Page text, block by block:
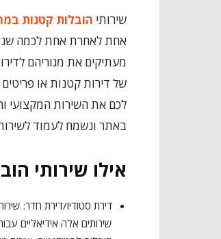
שירותי הובלות קטנות
אחת לאחרת אחת לכמה
מעתיקים את מגוריהם
של דירות קטנות או
לכם את השירות המקצועי
באתר ונשמח לעמוד
אילו שירותי
דירת סטודיו/דירת חדר:
שירותים אלה אידיאליים עבור